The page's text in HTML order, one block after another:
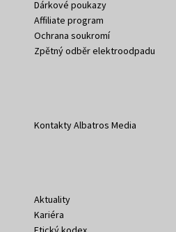
Dárkové poukazy
Affiliate program
Ochrana soukromí
Zpětný odběr elektroodpadu
Kontakty Albatros Media
Aktuality
Kariéra